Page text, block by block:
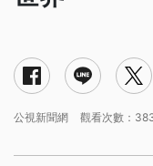
公視新聞網 觀看次數：